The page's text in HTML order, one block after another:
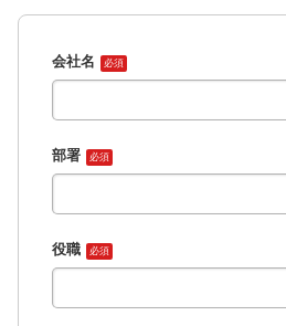
会社名 必須
部署 必須
役職 必須